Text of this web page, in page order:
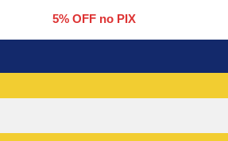
5% OFF no PIX